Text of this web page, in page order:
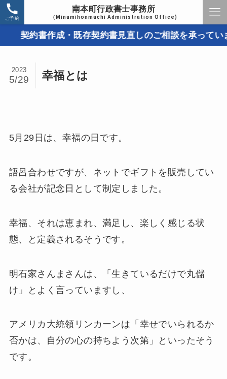
南本町行政書士事務所
（Minamihonmachi Administration Office)
ご予約
契約書作成・既存契約書見直しのご相談を承っていま
幸福とは
2023
5/29
5月29日は、幸福の日です。
語呂合わせですが、ネットでギフトを販売してい
る会社が記念日として制定しました。
幸福、それは恵まれ、満足し、楽しく感じる状
態、と定義されるそうです。
明石家さんまさんは、「生きているだけで丸儲
け」とよく言っていますし、
アメリカ大統領リンカーンは「幸せでいられるか
否かは、自分の心の持ちよう次第」といったそう
です。